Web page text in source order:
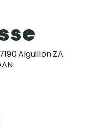
Aiguillon ZA